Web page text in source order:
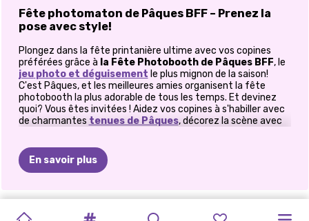
Fête photomaton de Pâques BFF – Prenez la
pose avec style!
Plongez dans la fête printanière ultime avec vos copines
préférées grâce à la Fête Photobooth de Pâques BFF, le
jeu photo et déguisement le plus mignon de la saison!
C'est Pâques, et les meilleures amies organisent la fête
photobooth la plus adorable de tous les temps. Et devinez
quoi? Vous êtes invitées ! Aidez vos copines à s'habiller avec
de charmantes tenues de Pâques, décorez la scène avec
Des oreilles de lapin moelleuses aux couronnes de fleurs, en
passant par les robes à pois et les superbes décors, cette
Habillez-vous, décorez et prenez des photos!
En savoir plus
PRINTEMPS
PHOTOGRAPHE PRINCESSES
PRÉPARATIONS ET DANSE